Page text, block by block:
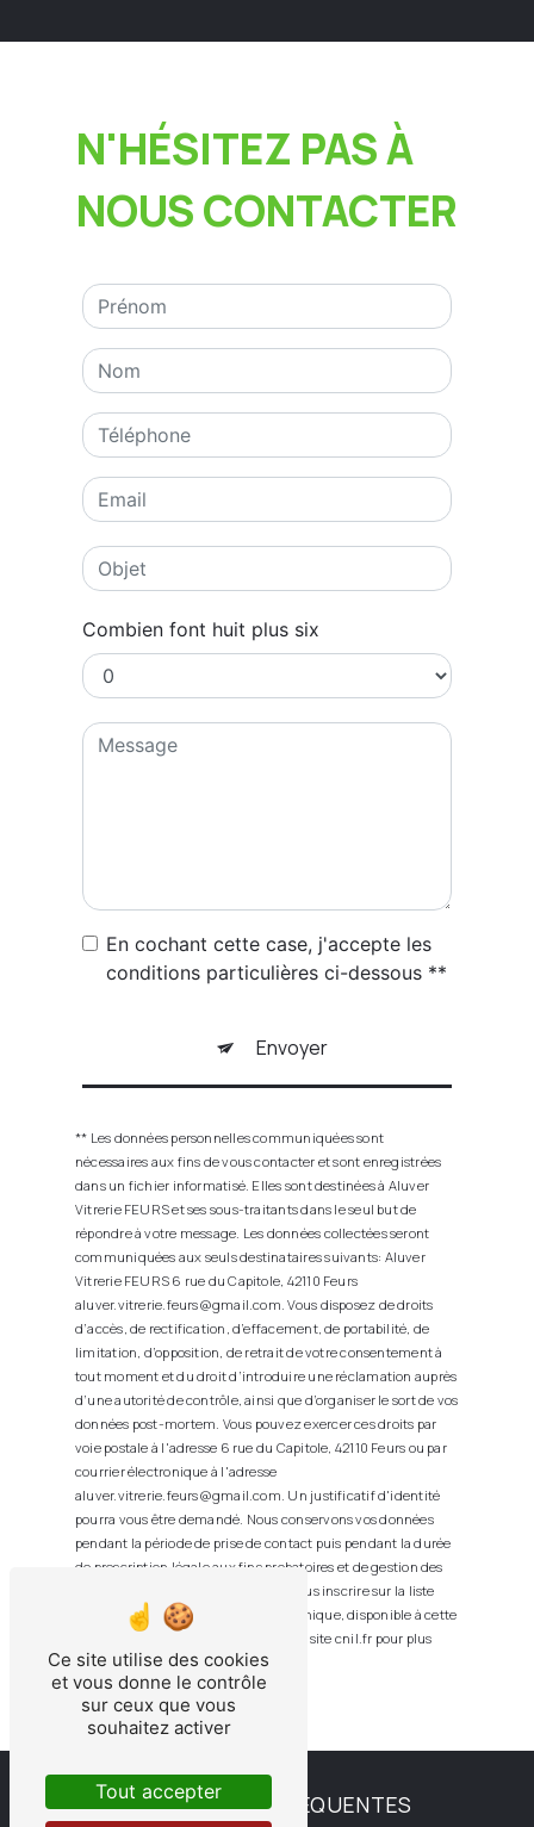
N'HÉSITEZ PAS À
NOUS CONTACTER
Combien font huit plus six
En cochant cette case, j'accepte les
conditions particulières ci-dessous **
Envoyer
** Les données personnelles communiquées sont
nécessaires aux fins de vous contacter et sont enregistrées
dans un fichier informatisé. Elles sont destinées à Aluver
Vitrerie FEURS et ses sous-traitants dans le seul but de
répondre à votre message. Les données collectées seront
communiquées aux seuls destinataires suivants: Aluver
Vitrerie FEURS 6 rue du Capitole, 42110 Feurs
aluver.vitrerie.feurs@gmail.com. Vous disposez de droits
d’accès, de rectification, d’effacement, de portabilité, de
limitation, d’opposition, de retrait de votre consentement à
tout moment et du droit d’introduire une réclamation auprès
d’une autorité de contrôle, ainsi que d’organiser le sort de vos
données post-mortem. Vous pouvez exercer ces droits par
voie postale à l'adresse 6 rue du Capitole, 42110 Feurs ou par
courrier électronique à l'adresse
aluver.vitrerie.feurs@gmail.com. Un justificatif d'identité
pourra vous être demandé. Nous conservons vos données
pendant la période de prise de contact puis pendant la durée
de prescription légale aux fins probatoires et de gestion des
contentieux. Vous avez le droit de vous inscrire sur la liste
d'opposition au démarchage téléphonique, disponible à cette
. Consultez le site cnil.fr pour plus
d’informations sur vos droits.
RECHERCHES FRÉQUENTES
Ce site utilise des cookies
et vous donne le contrôle
sur ceux que vous
souhaitez activer
Tout accepter